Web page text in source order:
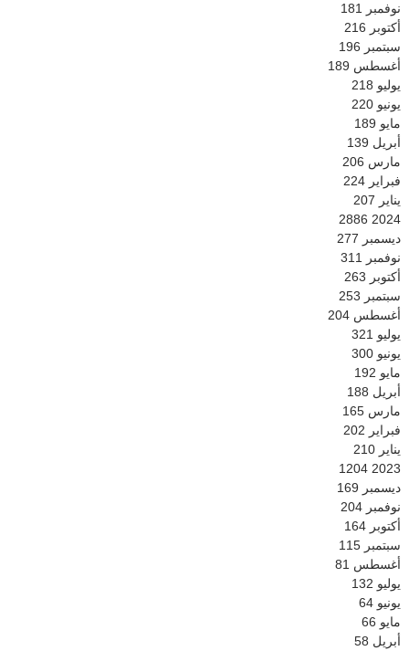
نوفمبر
181
أكتوبر 216
سبتمبر 196
أغسطس 189
يوليو 218
يونيو 220
مايو 189
أبريل 139
مارس 206
فبراير 224
يناير 207
2024
2886
ديسمبر 277
نوفمبر
311
أكتوبر 263
سبتمبر 253
أغسطس 204
يوليو 321
يونيو 300
مايو 192
أبريل 188
مارس 165
فبراير 202
يناير 210
2023
1204
ديسمبر 169
نوفمبر 204
أكتوبر 164
سبتمبر 115
أغسطس 81
يوليو 132
يونيو 64
مايو 66
أبريل 58